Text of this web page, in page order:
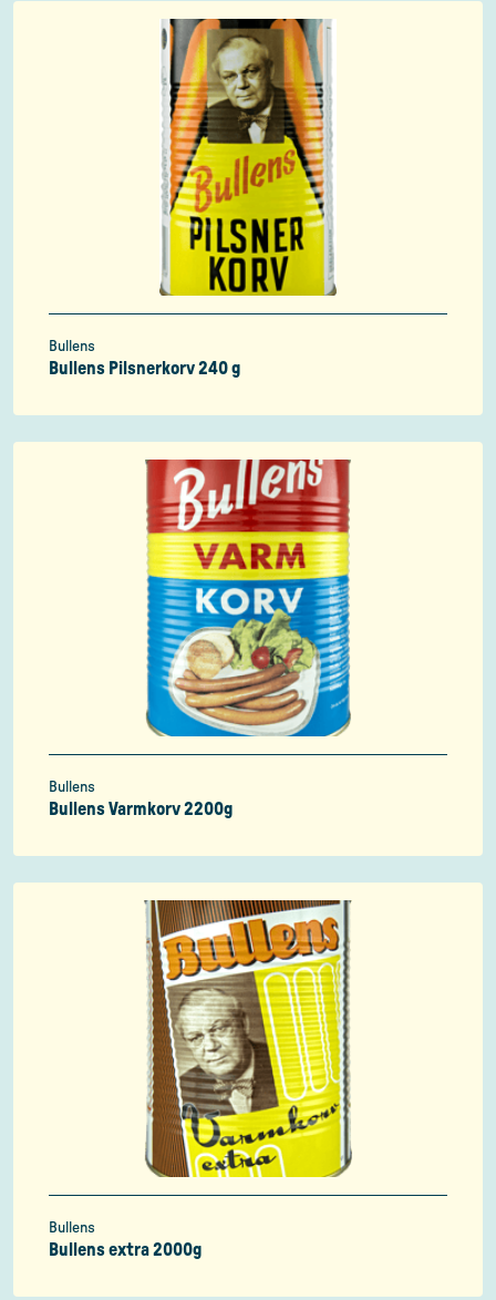
Bullens
Bullens Pilsnerkorv 240 g
Bullens
Bullens Varmkorv 2200g
Bullens
Bullens extra 2000g